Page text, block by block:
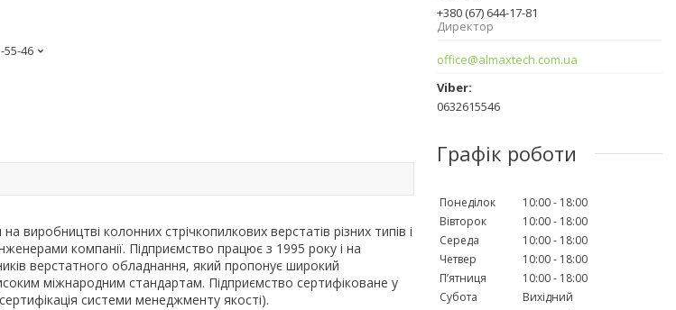
55-46
виробництві колонних стрічкопилкових верстатів різних типів і
компанії. Підприємство працює з 1995 року і на
верстатного обладнання, який пропонує широкий
міжнародним стандартам. Підприємство сертифіковане у
системи менеджменту якості).
+380 (67) 644-17-81
Директор
office@almaxtech.com.ua
0632615546
Графік роботи
Понеділок 10:00
18:00
Вівторок
10:00
18:00
Середа
10:00
18:00
Четвер
10:00
18:00
Пʼятниця
10:00
18:00
Субота
Вихідний